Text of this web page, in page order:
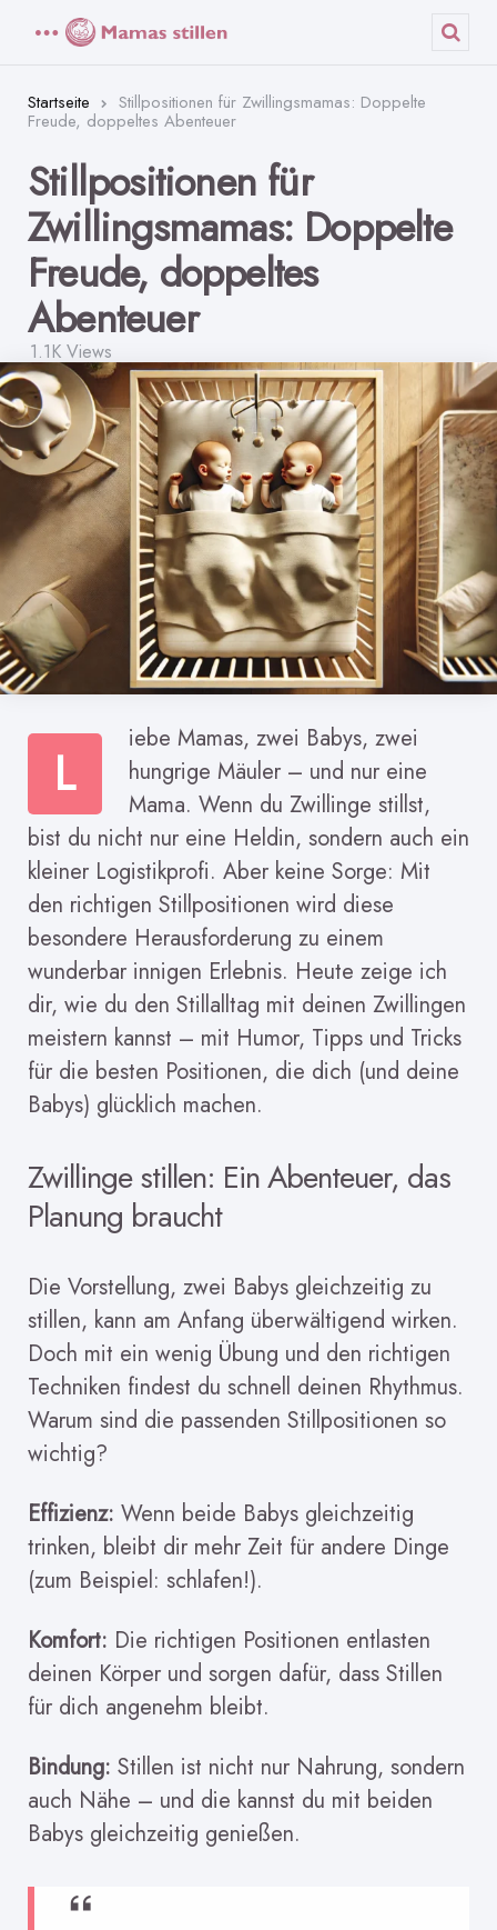
Startseite Stillpositionen für Zwillingsmamas: Doppelte
Freude, doppeltes Abenteuer
Stillpositionen für
Zwillingsmamas: Doppelte
Freude, doppeltes
Abenteuer
1.1K Views
L
iebe Mamas, zwei Babys, zwei
hungrige Mäuler – und nur eine
Mama. Wenn du Zwillinge stillst,
bist du nicht nur eine Heldin, sondern auch ein
kleiner Logistikprofi. Aber keine Sorge: Mit
den richtigen Stillpositionen wird diese
besondere Herausforderung zu einem
wunderbar innigen Erlebnis. Heute zeige ich
dir, wie du den Stillalltag mit deinen Zwillingen
meistern kannst – mit Humor, Tipps und Tricks
für die besten Positionen, die dich (und deine
Babys) glücklich machen.
Zwillinge stillen: Ein Abenteuer, das
Planung braucht
Die Vorstellung, zwei Babys gleichzeitig zu
stillen, kann am Anfang überwältigend wirken.
Doch mit ein wenig Übung und den richtigen
Techniken findest du schnell deinen Rhythmus.
Warum sind die passenden Stillpositionen so
wichtig?
Effizienz: Wenn beide Babys gleichzeitig
trinken, bleibt dir mehr Zeit für andere Dinge
(zum Beispiel: schlafen!).
Komfort: Die richtigen Positionen entlasten
deinen Körper und sorgen dafür, dass Stillen
für dich angenehm bleibt.
Bindung: Stillen ist nicht nur Nahrung, sondern
auch Nähe – und die kannst du mit beiden
Babys gleichzeitig genießen.